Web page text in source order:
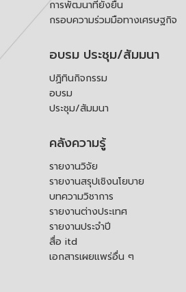
การพัฒนาที่ยั่งยืน
กรอบความร่วมมือทางเศรษฐกิจ
อบรม ประชุม/สัมมนา
ปฏิทินกิจกรรม
อบรม
ประชุม/สัมมนา
คลังความรู้
รายงานวิจัย
รายงานสรุปเชิงนโยบาย
บทความวิชาการ
รายงานต่างประเทศ
รายงานประจำปี
สื่อ itd
เอกสารเผยแพร่อื่น ๆ